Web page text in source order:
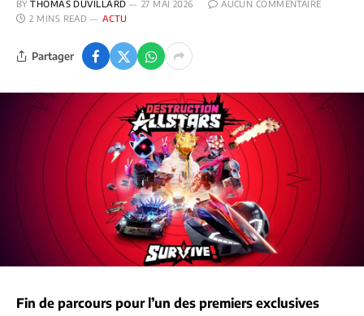
BY THOMAS DUVILLARD 27 MAI 2026
AUCUN COMMENTAIRE
2 MINS READ
ACTU
Partager
Fin de parcours pour l’un des premiers exclusives